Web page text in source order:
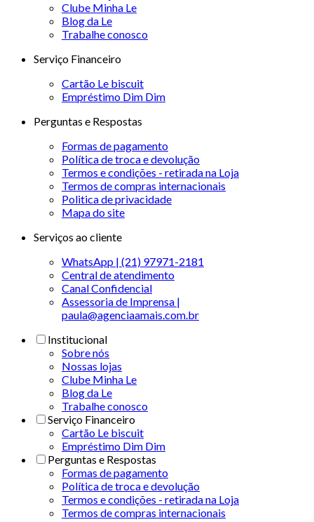
Clube Minha Le
Blog da Le
Trabalhe conosco
Serviço Financeiro
Cartão Le biscuit
Empréstimo Dim Dim
Perguntas e Respostas
Formas de pagamento
Política de troca e devolução
Termos e condições - retirada na Loja
Termos de compras internacionais
Politica de privacidade
Mapa do site
Serviços ao cliente
WhatsApp | (21) 97971-2181
Central de atendimento
Canal Confidencial
Assessoria de Imprensa |
paula@agenciaamais.com.br
Institucional
Sobre nós
Nossas lojas
Clube Minha Le
Blog da Le
Trabalhe conosco
Serviço Financeiro
Cartão Le biscuit
Empréstimo Dim Dim
Perguntas e Respostas
Formas de pagamento
Política de troca e devolução
Termos e condições - retirada na Loja
Termos de compras internacionais